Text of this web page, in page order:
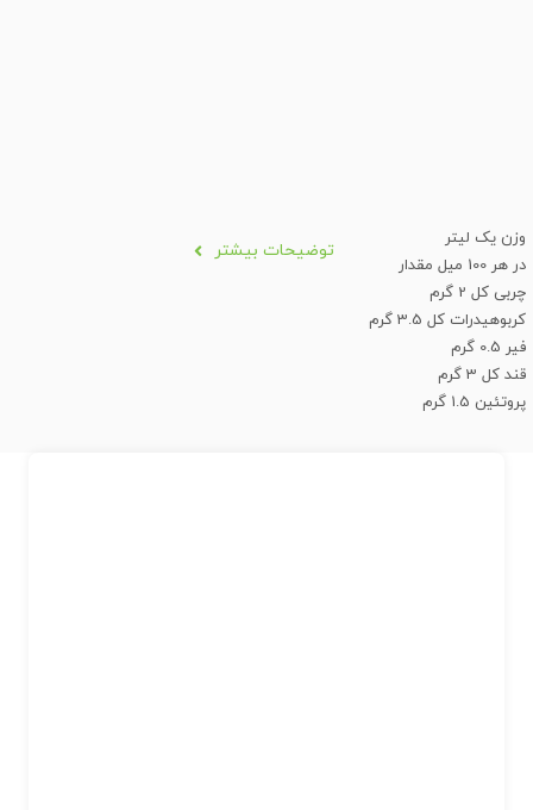
وزن یک لیتر
در هر 100 میل مقدار
چربی کل 2 گرم
کربوهیدرات کل 3.5 گرم
فیر 0.5 گرم
قند کل 3 گرم
پروتئین 1.5 گرم
توضیحات بیشتر